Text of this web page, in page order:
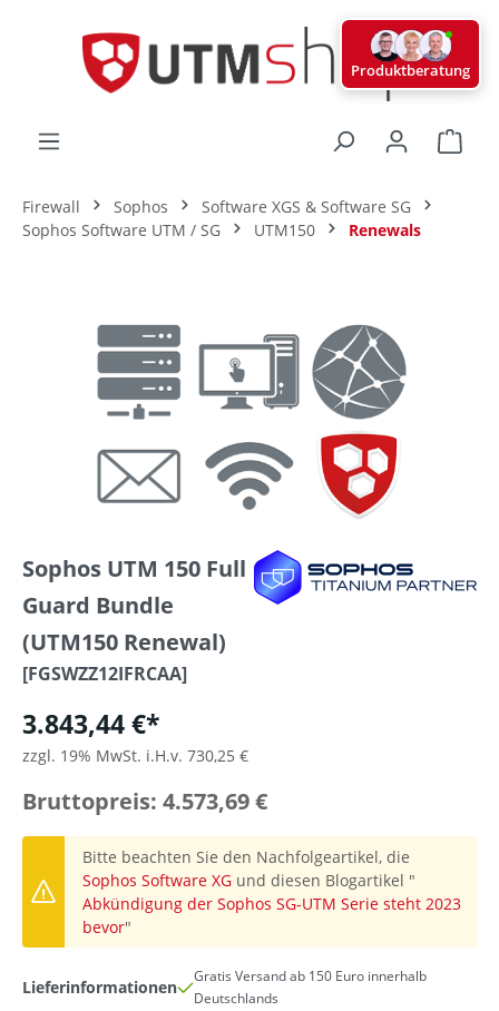
Firewall Sophos
Software XGS & Software SG
Sophos Software UTM / SG
UTM150 Renewals
Sophos UTM 150 Full
Guard Bundle
(UTM150 Renewal)
[FGSWZZ12IFRCAA]
3.843,44 €*
zzgl. 19% MwSt. i.H.v. 730,25 €
Bruttopreis: 4.573,69 €
Bitte beachten Sie den Nachfolgeartikel, die
Sophos Software XG und diesen Blogartikel "
Abkündigung der Sophos SG-UTM Serie steht 2023
bevor"
Lieferinformationen
Gratis Versand ab 150 Euro innerhalb
Deutschlands
Produktberatung